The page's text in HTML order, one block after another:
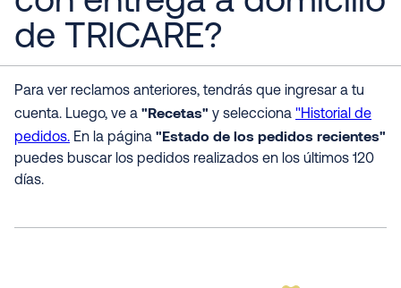
de TRICARE?
Para ver reclamos anteriores, tendrás que ingresar a tu
cuenta. Luego, ve a "Recetas" y selecciona "Historial de
pedidos. En la página "Estado de los pedidos recientes"
puedes buscar los pedidos realizados en los últimos 120
días.